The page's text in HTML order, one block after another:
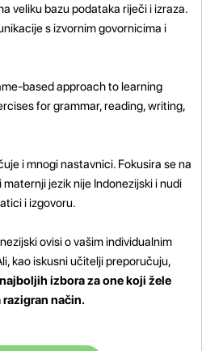
veliku bazu podataka riječi i izraza.
s izvornim govornicima i
based approach to learning
for grammar, reading, writing,
i mnogi nastavnici. Fokusira se na
jezik nije Indonezijski i nudi
i izgovoru.
ovisi o vašim individualnim
kao iskusni učitelji preporučuju,
izbora za one koji žele
način.